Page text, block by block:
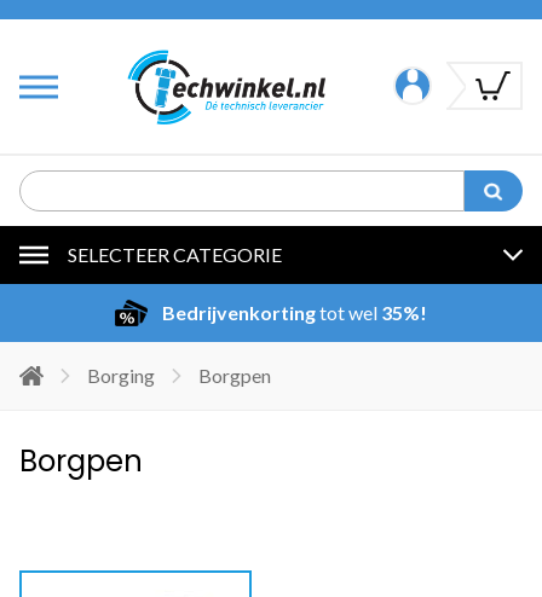
SELECTEER CATEGORIE
Bedrijvenkortingtot wel 35%!
Borging Borgpen
Borgpen